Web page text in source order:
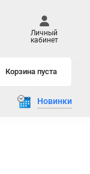
Личный
кабинет
Корзина пуста
Новинки